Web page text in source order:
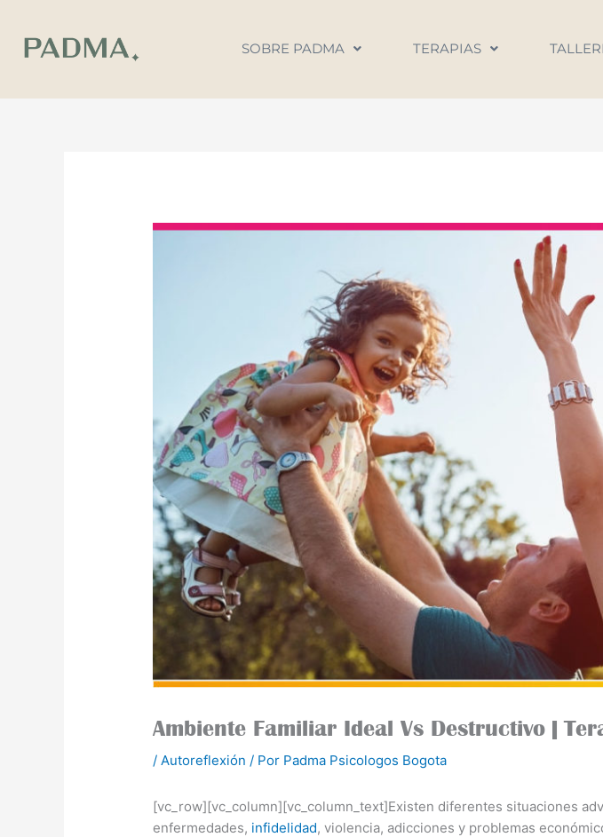
contenido
SOBRE PADMA TERAPIAS
Ambiente Familiar Ideal Vs Destructivo |
/Autoreflexión / Por Padma Psicologos Bogota
[vc_row][vc_column][vc_column_text]Existen diferentes situaciones
enfermedades, infidelidad, violencia, adicciones y problemas